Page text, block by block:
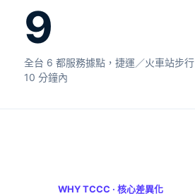
9
全台 6 都服務據點，捷運／火車站步行
10 分鐘內
WHY TCCC · 核心差異化